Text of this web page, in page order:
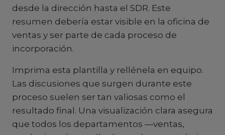
desde la dirección hasta el SDR. Este
resumen debería estar visible en la oficina de
ventas y ser parte de cada proceso de
incorporación.
Imprima esta plantilla y rellénela en equipo.
Las discusiones que surgen durante este
proceso suelen ser tan valiosas como el
resultado final. Una visualización clara asegura
que todos los departamentos —ventas,